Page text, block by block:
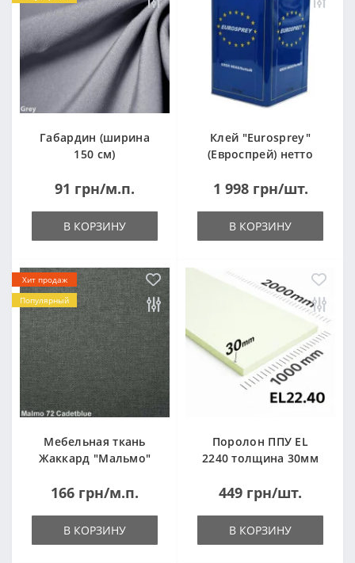
Габардин (ширина
150 см)
91 грн/м.п.
В КОРЗИНУ
Клей "Eurosprey"
(Евроспрей) нетто
1 998 грн/шт.
В КОРЗИНУ
Хит продаж
Популярный
Мебельная ткань
Жаккард "Мальмо"
166 грн/м.п.
В КОРЗИНУ
Поролон ППУ EL
2240 толщина 30мм
(1000x2000мм)
449 грн/шт.
В КОРЗИНУ